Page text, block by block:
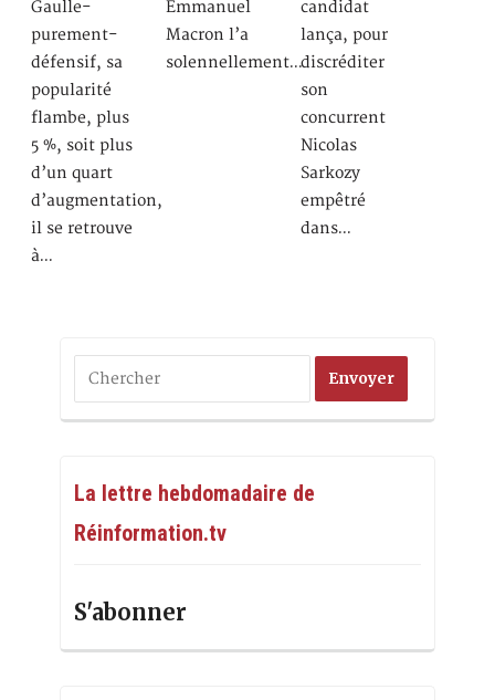
Gaulle-
purement-
défensif, sa
popularité
flambe, plus
5 %, soit plus
d’un quart
d’augmentation,
il se retrouve
à…
Emmanuel
Macron l’a
solennellement…
candidat
lança, pour
discréditer
son
concurrent
Nicolas
Sarkozy
empêtré
dans…
La lettre hebdomadaire de
Réinformation.tv
S'abonner